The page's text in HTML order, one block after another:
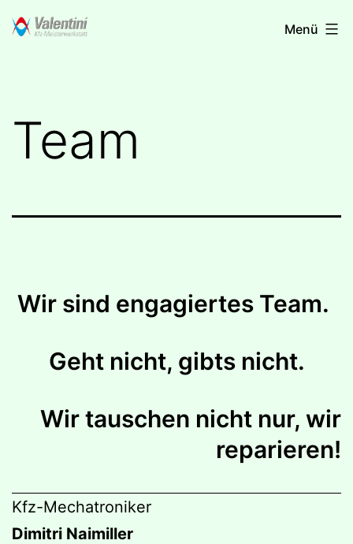
Zum
Inhalt
Valentini
Menü
Team
Wir sind engagiertes Team.
Geht nicht, gibts nicht.
Wir tauschen nicht nur, wir
reparieren!
Kfz-Mechatroniker
Dimitri Naimiller